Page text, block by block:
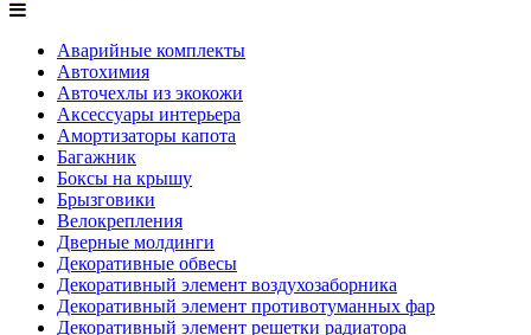
Аварийные комплекты
Автохимия
Авточехлы из экокожи
Аксессуары интерьера
Амортизаторы капота
Багажник
Боксы на крышу
Брызговики
Велокрепления
Дверные молдинги
Декоративные обвесы
Декоративный элемент воздухозаборника
Декоративный элемент противотуманных фар
Декоративный элемент решетки радиатора